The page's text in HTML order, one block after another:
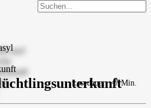
Lesedauer: ~7 Min.